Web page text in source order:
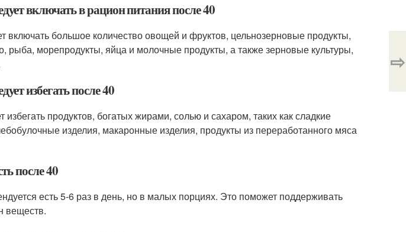
включать в рацион питания после 40
включать большое количество овощей и фруктов, цельнозерновые продукты,
рыба, морепродукты, яйца и молочные продукты, а также зерновые культуры,
избегать после 40
избегать продуктов, богатых жирами, солью и сахаром, таких как сладкие
изделия, макаронные изделия, продукты из переработанного мяса
после 40
есть 5-6 раз в день, но в малых порциях. Это поможет поддерживать
веществ.
⇨